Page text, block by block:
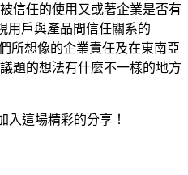
信任的使用又或著企業是否有
用戶與產品間信任關系的
所想像的企業責任及在東南亞
題的想法有什麼不一樣的地方
入這場精彩的分享！